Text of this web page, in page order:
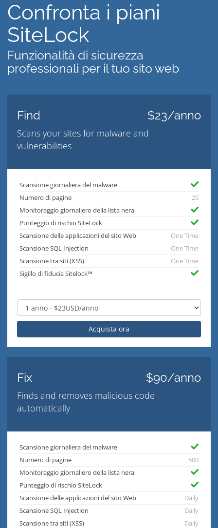
Confronta i piani
SiteLock
Funzionalità di sicurezza
professionali per il tuo sito web
Find $23/anno
Scans your sites for malware and
vulnerabilities
Scansione giornaliera del malware
Numero di pagine
25
Monitoraggio giornaliero della lista nera
Punteggio di rischio SiteLock
Scansione delle applicazioni del sito Web
One Time
Scansione SQL Injection
One Time
Scansione tra siti (XSS)
One Time
Sigillo di fiducia Sitelock™
Acquista ora
Fix $90/anno
Finds and removes malicious code
automatically
Scansione giornaliera del malware
Numero di pagine
500
Monitoraggio giornaliero della lista nera
Punteggio di rischio SiteLock
Scansione delle applicazioni del sito Web
Daily
Scansione SQL Injection
Daily
Scansione tra siti (XSS)
Daily